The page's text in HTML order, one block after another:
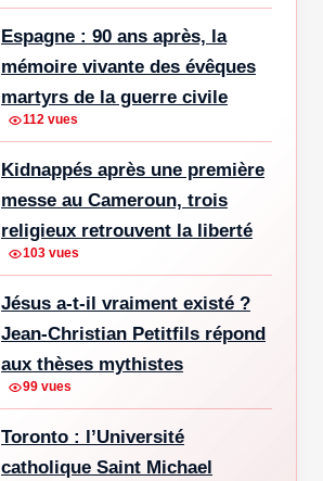
Espagne : 90 ans après, la
mémoire vivante des évêques
martyrs de la guerre civile
112 vues
Kidnappés après une première
messe au Cameroun, trois
religieux retrouvent la liberté
103 vues
Jésus a-t-il vraiment existé ?
Jean-Christian Petitfils répond
aux thèses mythistes
99 vues
Toronto : l’Université
catholique Saint Michael